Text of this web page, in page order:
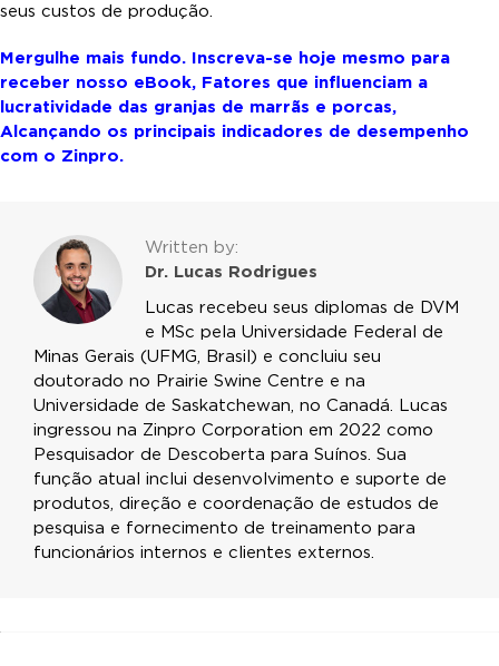
seus custos de produção.
Mergulhe mais fundo. Inscreva-se hoje mesmo para
receber nosso eBook, Fatores que influenciam a
lucratividade das granjas de marrãs e porcas,
Alcançando os principais indicadores de desempenho
com o Zinpro.
Written by:
Dr. Lucas Rodrigues
Lucas recebeu seus diplomas de DVM
e MSc pela Universidade Federal de
Minas Gerais (UFMG, Brasil) e concluiu seu
doutorado no Prairie Swine Centre e na
Universidade de Saskatchewan, no Canadá. Lucas
ingressou na Zinpro Corporation em 2022 como
Pesquisador de Descoberta para Suínos. Sua
função atual inclui desenvolvimento e suporte de
produtos, direção e coordenação de estudos de
pesquisa e fornecimento de treinamento para
funcionários internos e clientes externos.